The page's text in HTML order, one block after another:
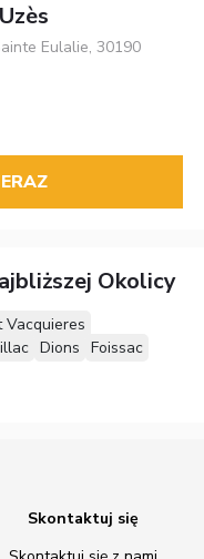
Eulalie, 30190
Okolicy
Vacquieres
Dions Foissac
Skontaktuj się